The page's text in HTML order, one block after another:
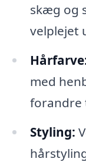
skæg og
velplejet
med
forandre
Styling: